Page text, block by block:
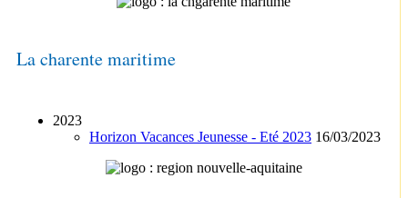
La charente maritime
2023
Horizon Vacances Jeunesse - Eté 2023 16/03/2023